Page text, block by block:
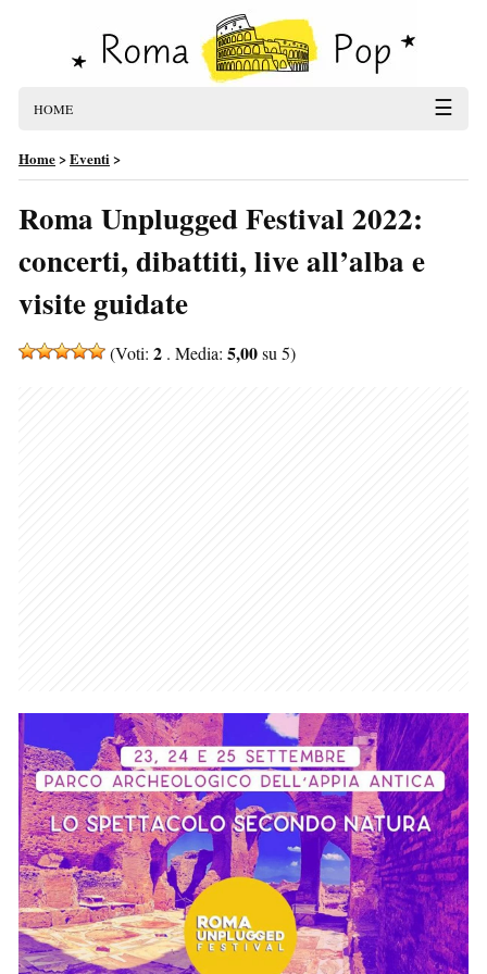
HOME ☰
Home>Eventi>
Roma Unplugged Festival 2022:
concerti, dibattiti, live all’alba e
visite guidate
(Voti: 2 . Media: 5,00su 5)